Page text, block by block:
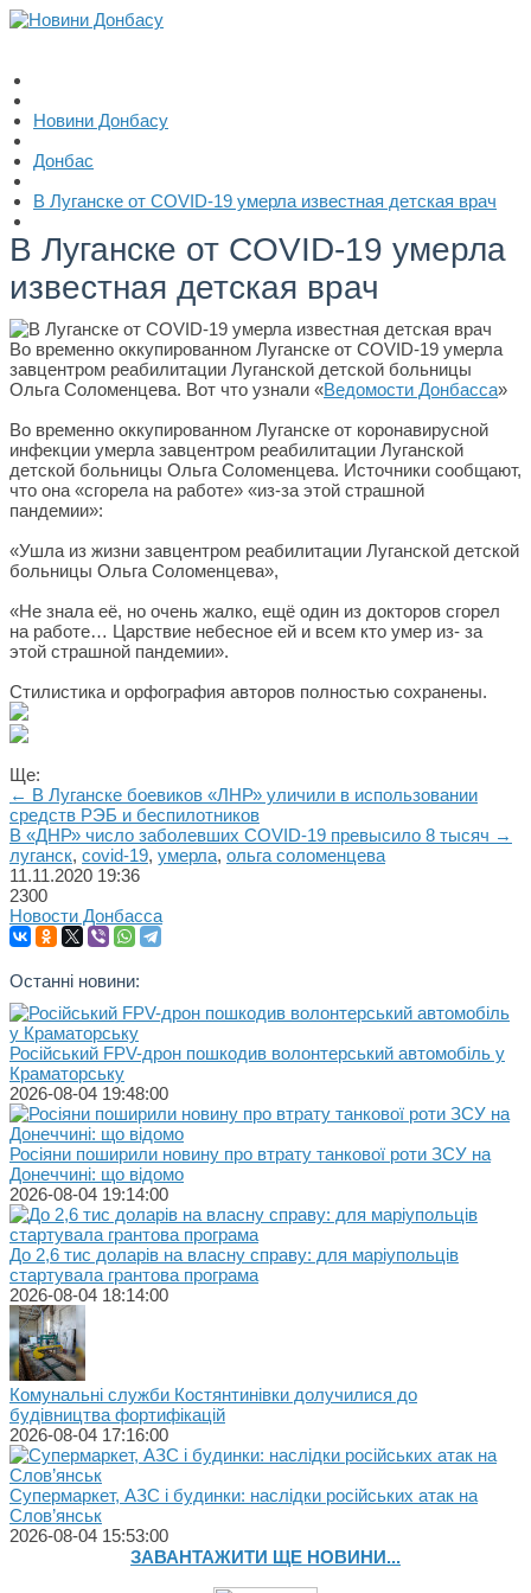
Новини Донбасу
Донбас
В Луганске от COVID-19 умерла известная детская врач
В Луганске от COVID-19 умерла
известная детская врач
Во временно оккупированном Луганске от COVID-19 умерла
завцентром реабилитации Луганской детской больницы
Ольга Соломенцева. Вот что узнали «Ведомости Донбасса»
Во временно оккупированном Луганске от коронавирусной
инфекции умерла завцентром реабилитации Луганской
детской больницы Ольга Соломенцева. Источники сообщают,
что она «сгорела на работе» «из-за этой страшной
пандемии»:
«Ушла из жизни завцентром реабилитации Луганской детской
больницы Ольга Соломенцева»,
«Не знала её, но очень жалко, ещё один из докторов сгорел
на работе… Царствие небесное ей и всем кто умер из- за
этой страшной пандемии».
Стилистика и орфография авторов полностью сохранены.
Ще:
← В Луганске боевиков «ЛНР» уличили в использовании
средств РЭБ и беспилотников
В «ДНР» число заболевших COVID-19 превысило 8 тысяч →
луганск, covid-19, умерла, ольга соломенцева
11.11.2020 19:36
2300
Новости Донбасса
Останні новини:
Російський FPV-дрон пошкодив волонтерський автомобіль у
Краматорську
2026-08-04 19:48:00
Росіяни поширили новину про втрату танкової роти ЗСУ на
Донеччині: що відомо
2026-08-04 19:14:00
До 2,6 тис доларів на власну справу: для маріупольців
стартувала грантова програма
2026-08-04 18:14:00
Комунальні служби Костянтинівки долучилися до
будівництва фортифікацій
2026-08-04 17:16:00
Супермаркет, АЗС і будинки: наслідки російських атак на
Слов’янськ
2026-08-04 15:53:00
ЗАВАНТАЖИТИ ЩЕ НОВИНИ...